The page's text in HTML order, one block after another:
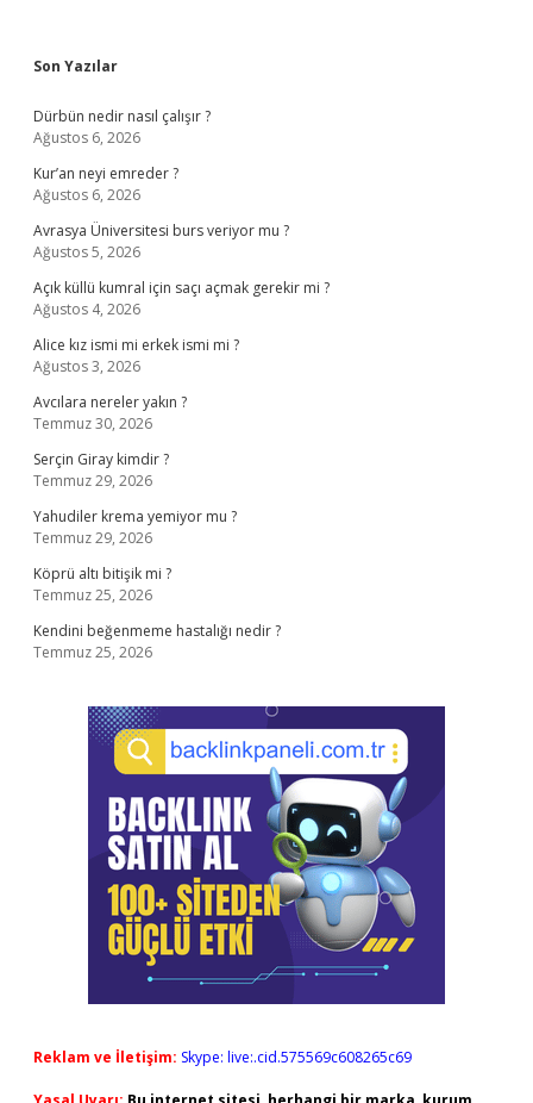
Sidebar
Son Yazılar
Dürbün nedir nasıl çalışır ?
Ağustos 6, 2026
Kur’an neyi emreder ?
Ağustos 6, 2026
Avrasya Üniversitesi burs veriyor mu ?
Ağustos 5, 2026
Açık küllü kumral için saçı açmak gerekir mi ?
Ağustos 4, 2026
Alice kız ismi mi erkek ismi mi ?
Ağustos 3, 2026
Avcılara nereler yakın ?
Temmuz 30, 2026
Serçin Giray kimdir ?
Temmuz 29, 2026
Yahudiler krema yemiyor mu ?
Temmuz 29, 2026
Köprü altı bitişik mi ?
Temmuz 25, 2026
Kendini beğenmeme hastalığı nedir ?
Temmuz 25, 2026
Reklam ve İletişim: Skype: live:.cid.575569c608265c69